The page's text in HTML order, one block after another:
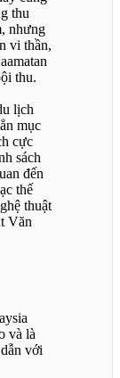
thu
nhưng
vi thần,
thu.
lịch
mục
cực
sách
đến
thế
thuật
Văn
và là
với